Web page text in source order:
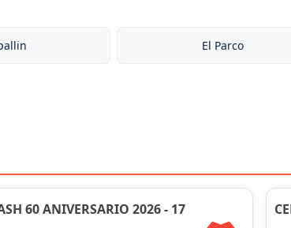
El Parco
60 ANIVERSARIO 2026 - 17